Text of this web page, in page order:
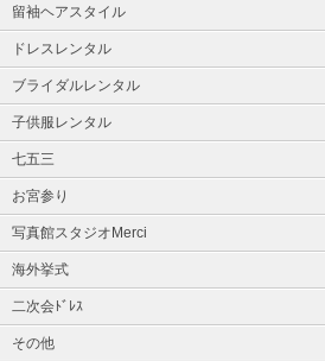
留袖ヘアスタイル
ドレスレンタル
ブライダルレンタル
子供服レンタル
七五三
お宮参り
写真館スタジオMerci
海外挙式
二次会ﾄﾞﾚｽ
その他